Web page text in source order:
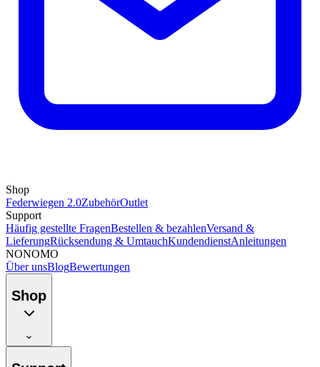
Shop
Federwiegen 2.0ZubehörOutlet
Support
Häufig gestellte FragenBestellen & bezahlenVersand &
LieferungRücksendung & UmtauchKundendienstAnleitungen
NONOMO
Über unsBlogBewertungen
Shop